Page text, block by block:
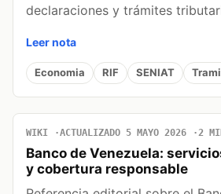
declaraciones y trámites
Leer nota
Economia RIF SENIAT
WIKI ACTUALIZADO 5 MAYO 2026 2
Banco de Venezuela:
y cobertura responsable